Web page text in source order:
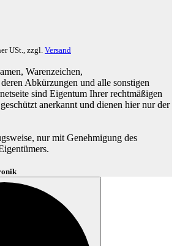
USt., zzgl. Versand
Warenzeichen,
Abkürzungen und alle sonstigen
sind Eigentum Ihrer rechtmäßigen
anerkannt und dienen hier nur der
nur mit Genehmigung des